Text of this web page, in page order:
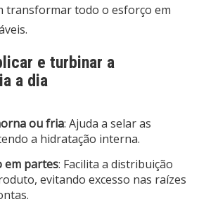
transformar todo o esforço em
e turbinar a
a dia
ou fria: Ajuda a selar as
a hidratação interna.
em partes: Facilita a distribuição
evitando excesso nas raízes